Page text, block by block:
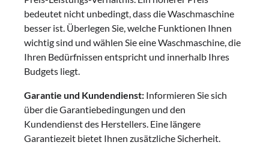
bedeutet nicht unbedingt, dass die Waschmaschine
besser ist. Überlegen Sie, welche Funktionen Ihnen
wichtig sind und wählen Sie eine Waschmaschine, die
Ihren Bedürfnissen entspricht und innerhalb Ihres
Budgets liegt.
Garantie und Kundendienst: Informieren Sie sich
über die Garantiebedingungen und den
Kundendienst des Herstellers. Eine längere
Garantiezeit bietet Ihnen zusätzliche Sicherheit.